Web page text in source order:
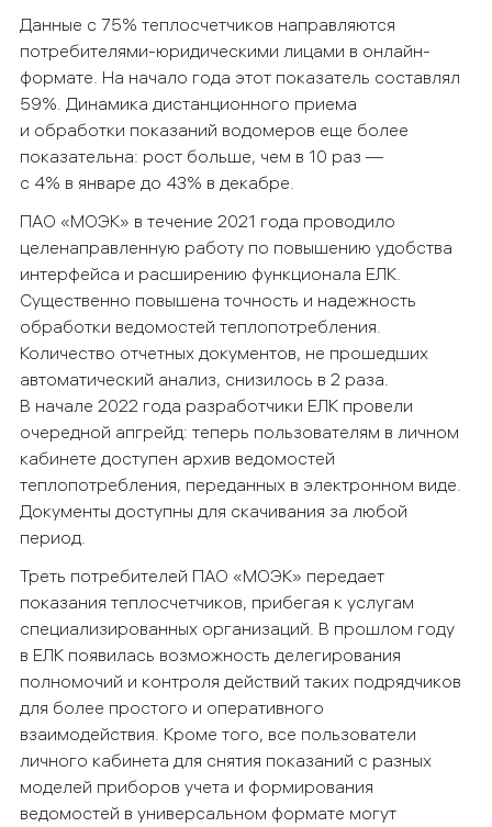
Данные с 75% теплосчетчиков направляются
потребителями-юридическими лицами в онлайн-
формате. На начало года этот показатель составлял
59%. Динамика дистанционного приема
и обработки показаний водомеров еще более
показательна: рост больше, чем в 10 раз —
с 4% в январе до 43% в декабре.
ПАО «МОЭК» в течение 2021 года проводило
целенаправленную работу по повышению удобства
интерфейса и расширению функционала ЕЛК.
Существенно повышена точность и надежность
обработки ведомостей теплопотребления.
Количество отчетных документов, не прошедших
автоматический анализ, снизилось в 2 раза.
В начале 2022 года разработчики ЕЛК провели
очередной апгрейд: теперь пользователям в личном
кабинете доступен архив ведомостей
теплопотребления, переданных в электронном виде.
Документы доступны для скачивания за любой
период.
Треть потребителей ПАО «МОЭК» передает
показания теплосчетчиков, прибегая к услугам
специализированных организаций. В прошлом году
в ЕЛК появилась возможность делегирования
полномочий и контроля действий таких подрядчиков
для более простого и оперативного
взаимодействия. Кроме того, все пользователи
личного кабинета для снятия показаний с разных
моделей приборов учета и формирования
ведомостей в универсальном формате могут